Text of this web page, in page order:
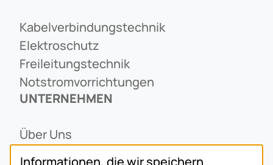
Kabelverbindungstechnik
Elektroschutz
Freileitungstechnik
Notstromvorrichtungen
UNTERNEHMEN
Über Uns
Informationen, die wir speichern